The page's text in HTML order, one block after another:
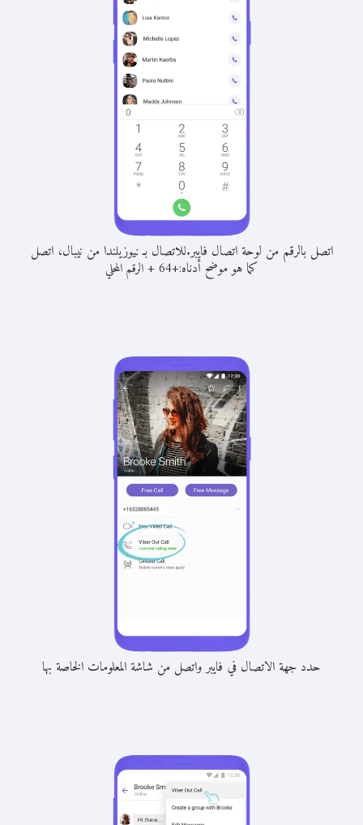
اتصل بالرقم من لوحة اتصال فايبر.للاتصال بـ نيوزيلندا من نيبال، اتصل
كما هو موضح أدناه:+
64
+الرقم المحلي
حدد جهة الاتصال في فايبر واتصل من شاشة المعلومات الخاصة بها